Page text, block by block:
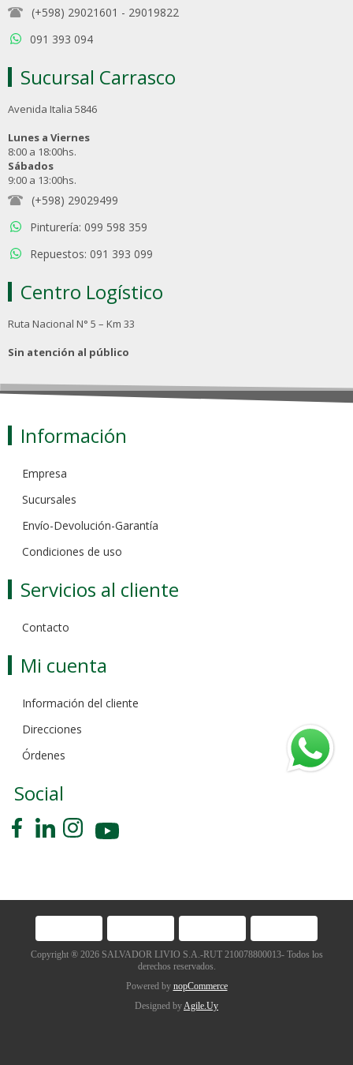
(+598) 29021601 - 29019822
091 393 094
Sucursal Carrasco
Avenida Italia 5846
Lunes a Viernes
8:00 a 18:00hs.
Sábados
9:00 a 13:00hs.
(+598) 29029499
Pinturería: 099 598 359
Repuestos: 091 393 099
Centro Logístico
Ruta Nacional N° 5 – Km 33
Sin atención al público
Información
Empresa
Sucursales
Envío-Devolución-Garantía
Condiciones de uso
Servicios al cliente
Contacto
Mi cuenta
Información del cliente
Direcciones
Órdenes
Social
Copyright ® 2026 SALVADOR LIVIO S.A.-RUT 210078800013- Todos los
derechos reservados.
Powered by nopCommerce
Designed byAgile.Uy